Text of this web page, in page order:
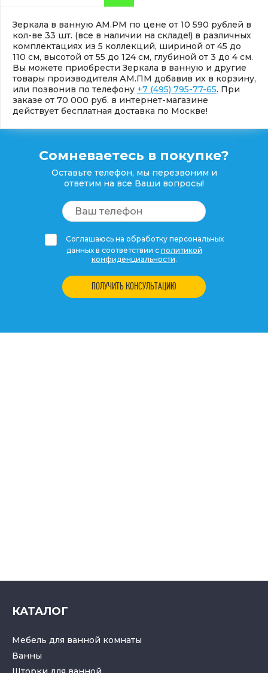
Зеркала в ванную AM.PM по цене от 10 590 рублей в
кол-ве 33 шт. (все в наличии на складе!) в различных
комплектациях из 5 коллекций, шириной от 45 до
110 см, высотой от 55 до 124 см, глубиной от 3 до 4 см.
Вы можете приобрести Зеркала в ванную и другие
товары производителя АМ.ПМ добавив их в корзину,
или позвонив по телефону +7 (495) 795-77-65. При
заказе от 70 000 руб. в интернет-магазине
действует бесплатная доставка по Москве!
Сомневаетесь в покупке?
Оставьте телефон, мы перезвоним и
ответим на все Ваши вопросы!
Соглашаюсь на обработку персональных
данных в соответствии с политикой
конфиденциальности.
ПОЛУЧИТЬ КОНСУЛЬТАЦИЮ
КАТАЛОГ
Мебель для ванной комнаты
Ванны